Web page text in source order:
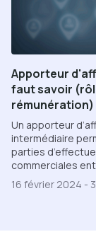
Apporteur
faut savoir
rémunération)
Un apporteur
intermédiaire
parties
commerciales
16 février 2024 -